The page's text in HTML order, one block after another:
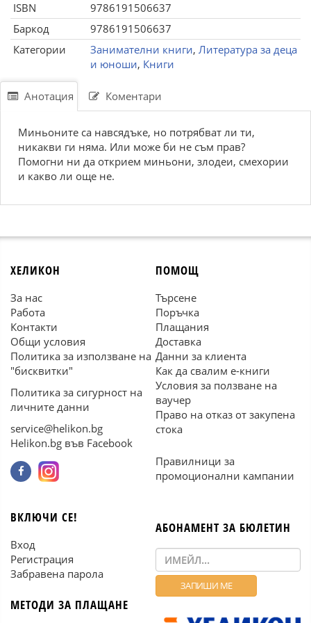
ISBN
9786191506637
Баркод
9786191506637
Категории
Занимателни книги, Литература за деца
и юноши, Книги
Анотация Коментари
Миньоните са навсядъке, но потрябват ли ти,
никакви ги няма. Или може би не съм прав?
Помогни ни да открием миньони, злодеи, смехории
и какво ли още не.
ХЕЛИКОН
За нас
Работа
Контакти
Общи условия
Политика за използване на
"бисквитки"
Политика за сигурност на
личните данни
service@helikon.bg
Helikon.bg във Facebook
ПОМОЩ
Търсене
Поръчка
Плащания
Доставка
Данни за клиента
Как да свалим е-книги
Условия за ползване на
ваучер
Право на отказ от закупена
стока
Правилници за
промоционални кампании
ВКЛЮЧИ СЕ!
Вход
Регистрация
Забравена парола
МЕТОДИ ЗА ПЛАЩАНЕ
АБОНАМЕНТ ЗА БЮЛЕТИН